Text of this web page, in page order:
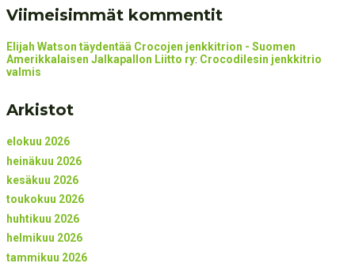
Viimeisimmät kommentit
Elijah Watson täydentää Crocojen jenkkitrion - Suomen
Amerikkalaisen Jalkapallon Liitto ry: Crocodilesin jenkkitrio
valmis
Arkistot
elokuu 2026
heinäkuu 2026
kesäkuu 2026
toukokuu 2026
huhtikuu 2026
helmikuu 2026
tammikuu 2026